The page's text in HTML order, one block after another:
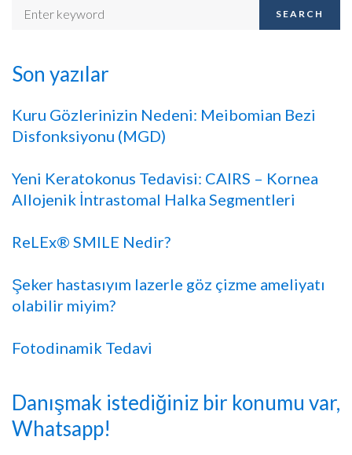
SEARCH
Son yazılar
Kuru Gözlerinizin Nedeni: Meibomian Bezi
Disfonksiyonu (MGD)
Yeni Keratokonus Tedavisi: CAIRS – Kornea
Allojenik İntrastomal Halka Segmentleri
ReLEx® SMILE Nedir?
Şeker hastasıyım lazerle göz çizme ameliyatı
olabilir miyim?
Fotodinamik Tedavi
Danışmak istediğiniz bir konumu var,
Whatsapp!